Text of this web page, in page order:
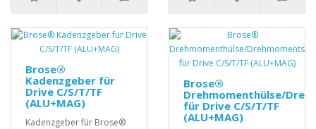
Brose®
Kadenzgeber für
Drive C/S/T/TF
(ALU+MAG)
Kadenzgeber für Brose®
Brose®
Drehmomenthülse/
für Drive C/S/T/TF
(ALU+MAG)